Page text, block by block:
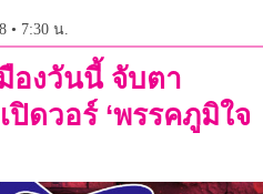
• 7:30 น.
องวันนี้ จับตา
ปิดวอร์ ‘พรรคภูมิใจ